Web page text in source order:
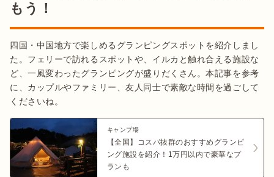
もう！
四国・中国地方で楽しめるグランピングスポットを紹介しまし
た。フェリーで訪れるスポットや、イルカと触れ合える施設な
ど、一風変わったグランピングが盛りだくさん。本記事を参考
に、カップルやファミリー、友人同士で素敵な時間を過ごして
くださいね。
キャンプ場
【全国】コスパ抜群のおすすめグランピ
ング施設を紹介！1万円以内で豪華なプ
ランも